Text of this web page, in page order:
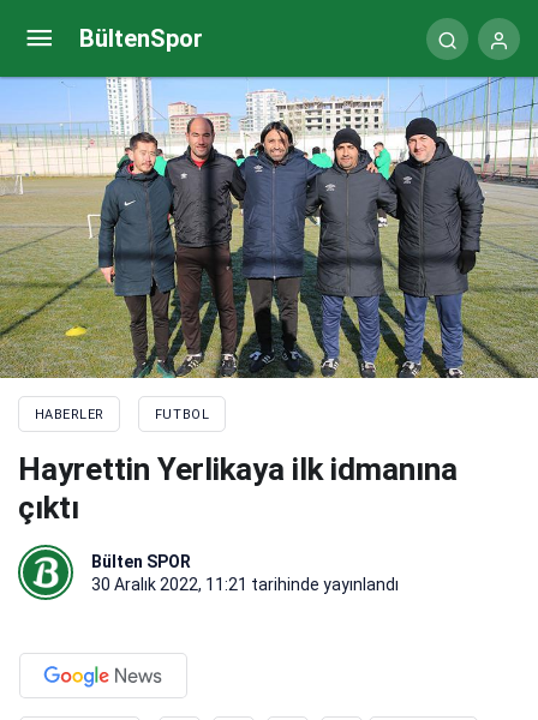
BültenSpor
HABERLER FUTBOL
Hayrettin Yerlikaya ilk idmanına
çıktı
Bülten SPOR
30 Aralık 2022, 11:21 tarihinde yayınlandı
TFF yönetimi tam kadro Antalya yolcusu